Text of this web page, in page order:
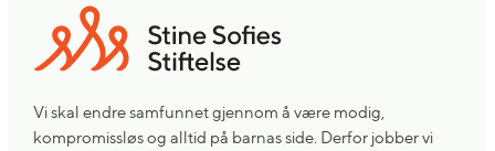
Vi skal endre samfunnet gjennom å være modig,
kompromissløs og alltid på barnas side. Derfor jobber vi